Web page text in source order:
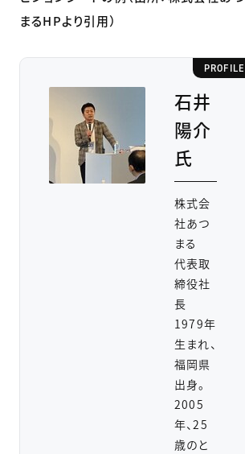
まるHPより引用）
PROFILE
石井
陽介
氏
株式会
社あつ
まる
代表取
締役社
長
1979年
生まれ、
福岡県
出身。
2005
年、25
歳のと